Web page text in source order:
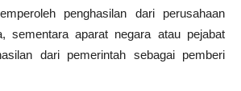
penghasilan dari perusahaan
sementara aparat negara atau pejabat
dari pemerintah sebagai pemberi